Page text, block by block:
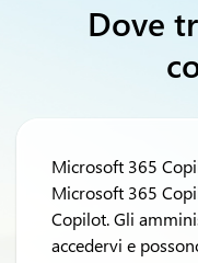
Dove
Microsoft 365
Microsoft 365
Copilot. Gli
accedervi e